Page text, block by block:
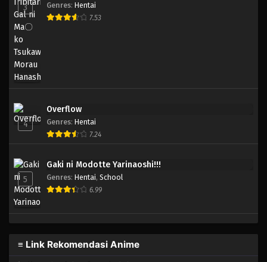
3 Genres: Hentai
7.53
4
Overflow
Genres: Hentai
7.24
5
Gaki ni Modotte Yarinaoshi!!!
Genres: Hentai, School
6.99
≡ Link Rekomendasi Anime